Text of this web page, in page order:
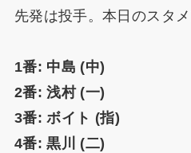
先発は投手。本日のスタメ
1番: 中島 (中)
2番: 浅村 (一)
3番: ボイト (指)
4番: 黒川 (二)